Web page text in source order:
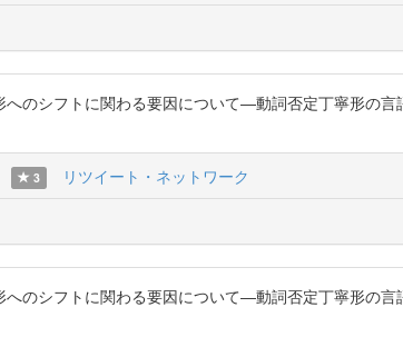
へのシフトに関わる要因について―動詞否定丁寧形の
3 リツイート・ネットワーク
へのシフトに関わる要因について―動詞否定丁寧形の